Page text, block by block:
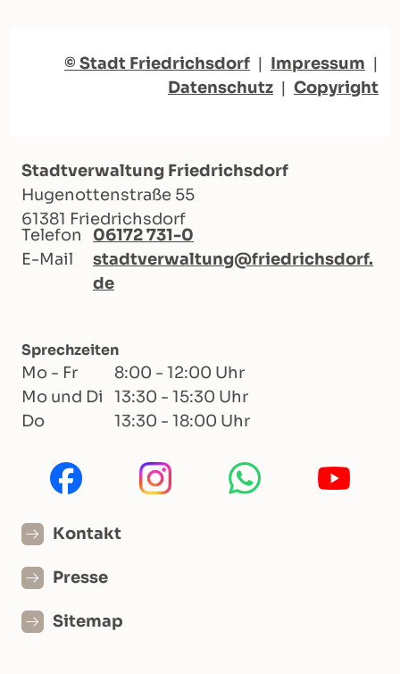
© Stadt Friedrichsdorf | Impressum |
Datenschutz | Copyright
Stadtverwaltung Friedrichsdorf
Hugenottenstraße 55
61381 Friedrichsdorf
Telefon
06172 731-0
E-Mail
stadtverwaltung@friedrichsdorf.
de
Sprechzeiten
Mo - Fr
8:00 - 12:00 Uhr
Mo und Di
13:30 - 15:30 Uhr
Do
13:30 - 18:00 Uhr
Kontakt
Presse
Sitemap